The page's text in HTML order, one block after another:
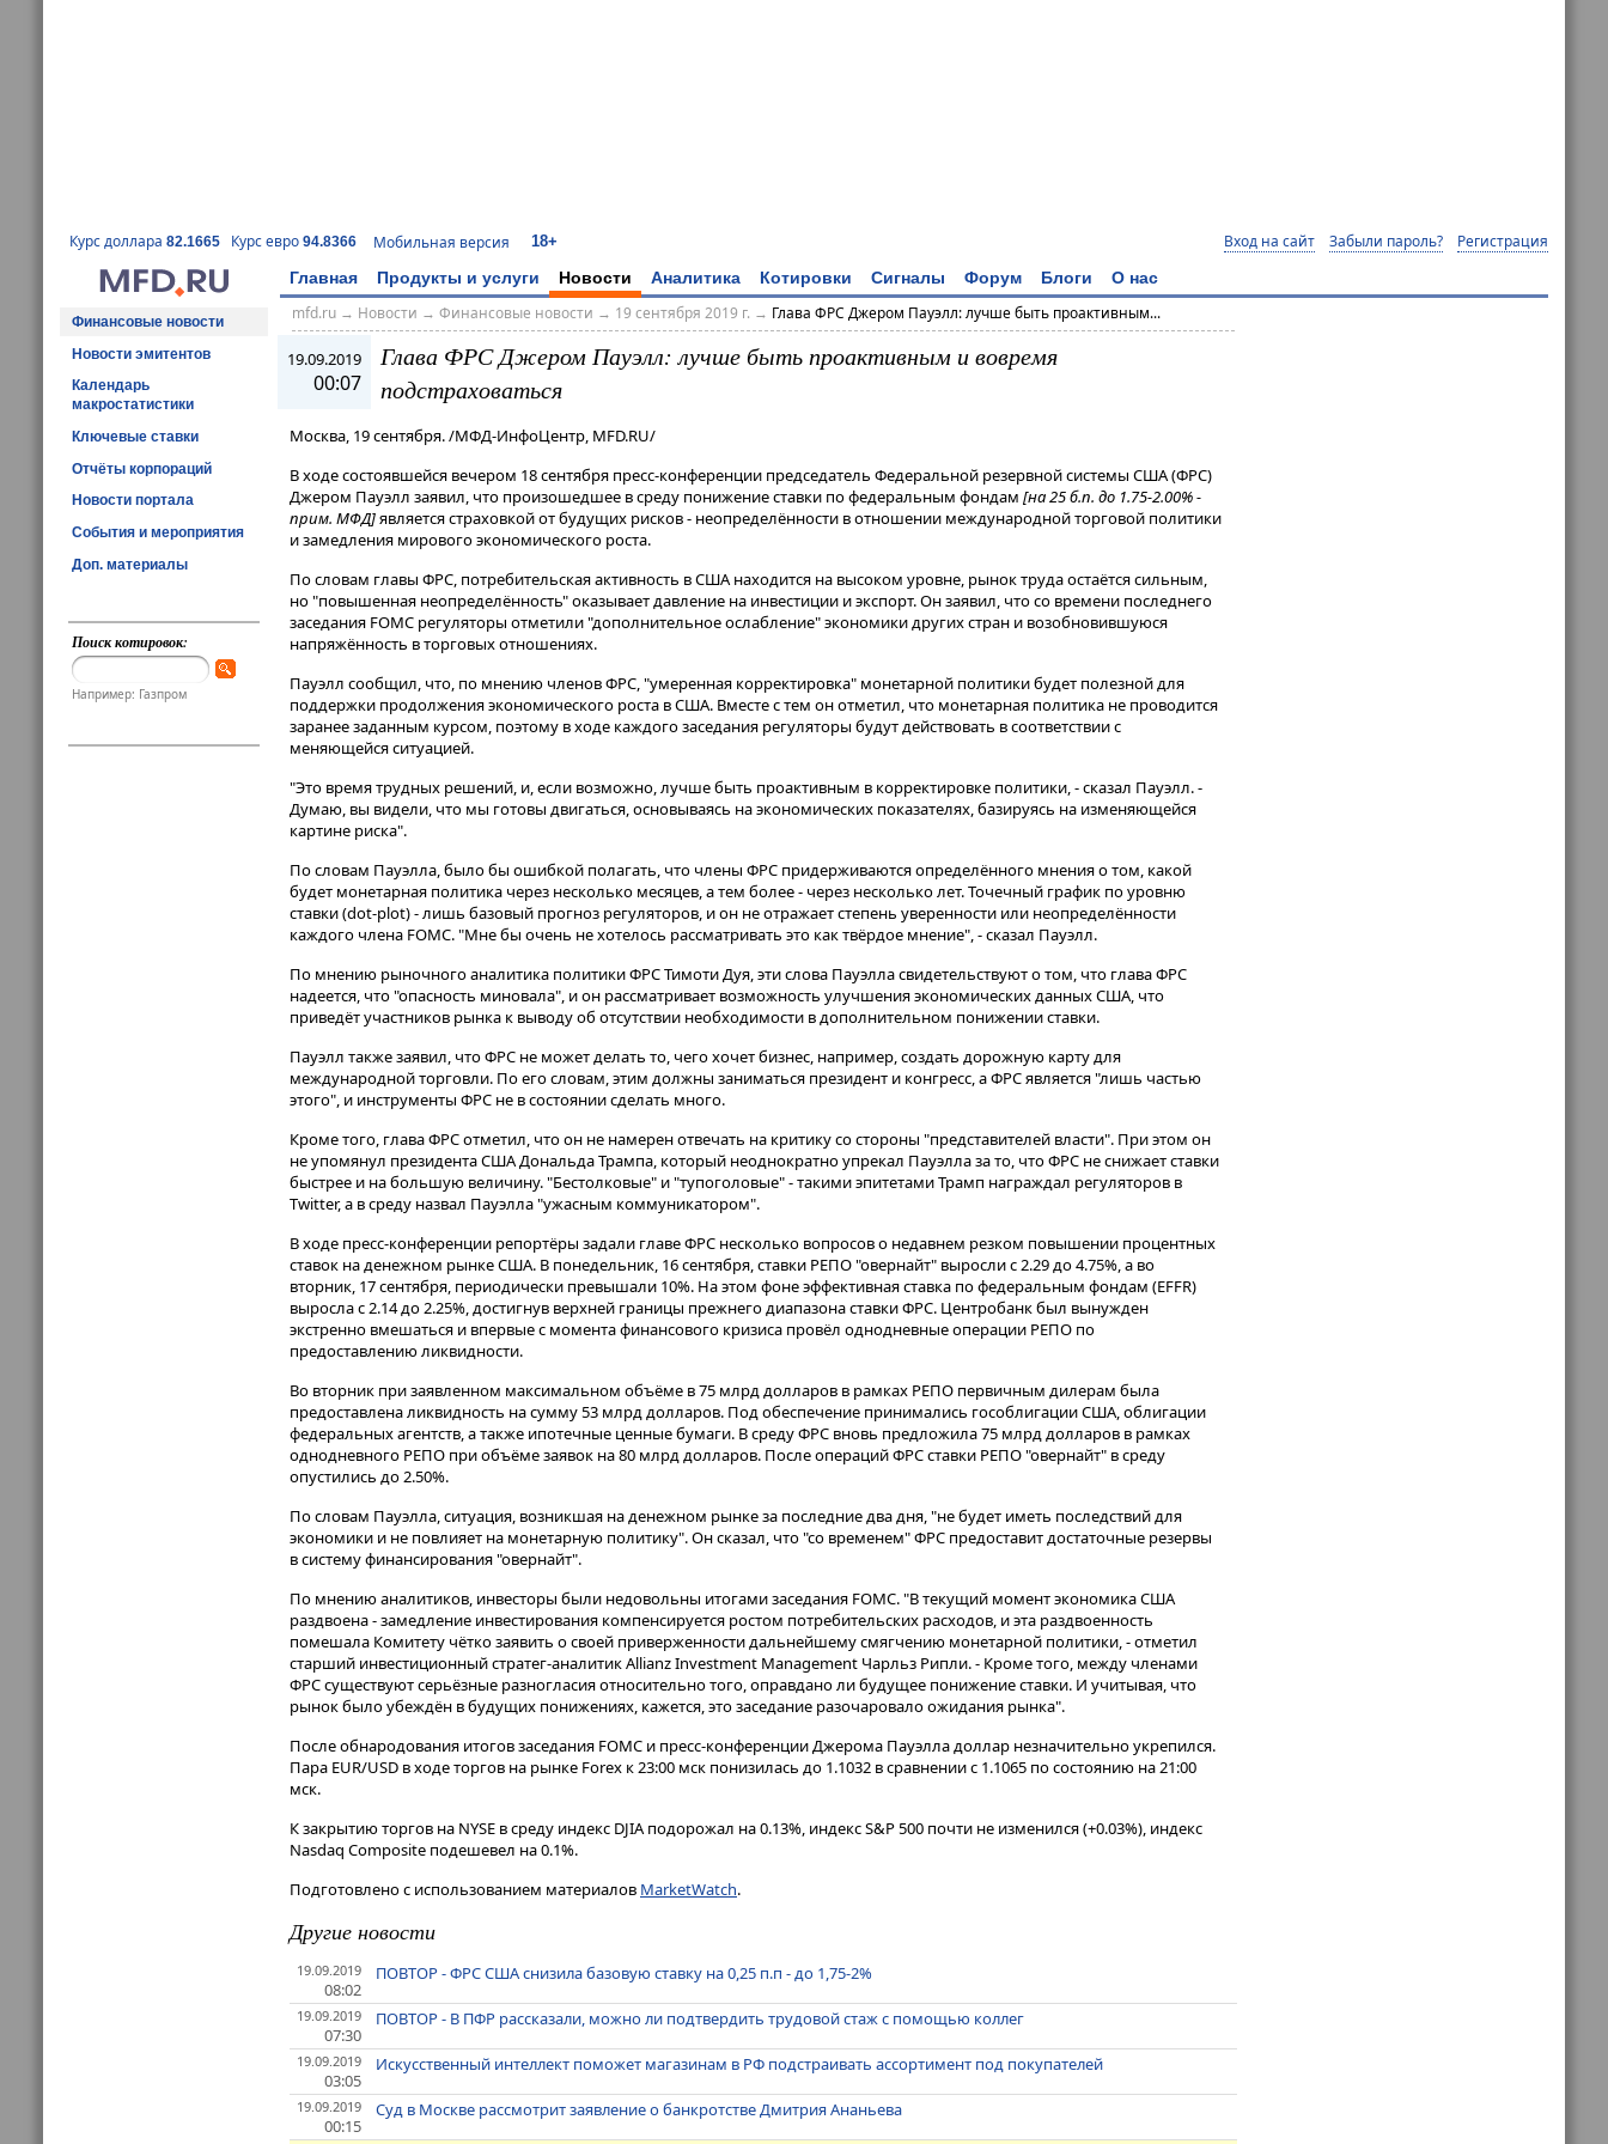
Курс доллара 82.1665 Курс евро 94.8366 Мобильная версия 18+ Вход на сайт Забыли пароль? Регистрация
Главная Продукты и услуги Новости Аналитика Котировки Сигналы Форум Блоги О нас
Финансовые новости
Новости эмитентов
Календарь
макростатистики
Ключевые ставки
Отчёты корпораций
Новости портала
События и мероприятия
Доп. материалы
Поиск котировок:
Например: Газпром
mfd.ru→ Новости → Финансовые новости → 19 сентября 2019 г. → Глава ФРС Джером Пауэлл: лучше быть проактивным...
19.09.2019
00:07
Глава ФРС Джером Пауэлл: лучше быть проактивным и вовремя
подстраховаться
Москва, 19 сентября. /МФД-ИнфоЦентр, MFD.RU/
В ходе состоявшейся вечером 18 сентября пресс-конференции председатель Федеральной резервной системы США (ФРС)
Джером Пауэлл заявил, что произошедшее в среду понижение ставки по федеральным фондам [на 25 б.п. до 1.75-2.00% -
прим. МФД]является страховкой от будущих рисков - неопределённости в отношении международной торговой политики
и замедления мирового экономического роста.
По словам главы ФРС, потребительская активность в США находится на высоком уровне, рынок труда остаётся сильным,
но "повышенная неопределённость" оказывает давление на инвестиции и экспорт. Он заявил, что со времени последнего
заседания FOMC регуляторы отметили "дополнительное ослабление" экономики других стран и возобновившуюся
напряжённость в торговых отношениях.
Пауэлл сообщил, что, по мнению членов ФРС, "умеренная корректировка" монетарной политики будет полезной для
поддержки продолжения экономического роста в США. Вместе с тем он отметил, что монетарная политика не проводится
заранее заданным курсом, поэтому в ходе каждого заседания регуляторы будут действовать в соответствии с
меняющейся ситуацией.
"Это время трудных решений, и, если возможно, лучше быть проактивным в корректировке политики, - сказал Пауэлл. -
Думаю, вы видели, что мы готовы двигаться, основываясь на экономических показателях, базируясь на изменяющейся
картине риска".
По словам Пауэлла, было бы ошибкой полагать, что члены ФРС придерживаются определённого мнения о том, какой
будет монетарная политика через несколько месяцев, а тем более - через несколько лет. Точечный график по уровню
ставки (dot-plot) - лишь базовый прогноз регуляторов, и он не отражает степень уверенности или неопределённости
каждого члена FOMC. "Мне бы очень не хотелось рассматривать это как твёрдое мнение", - сказал Пауэлл.
По мнению рыночного аналитика политики ФРС Тимоти Дуя, эти слова Пауэлла свидетельствуют о том, что глава ФРС
надеется, что "опасность миновала", и он рассматривает возможность улучшения экономических данных США, что
приведёт участников рынка к выводу об отсутствии необходимости в дополнительном понижении ставки.
Пауэлл также заявил, что ФРС не может делать то, чего хочет бизнес, например, создать дорожную карту для
международной торговли. По его словам, этим должны заниматься президент и конгресс, а ФРС является "лишь частью
этого", и инструменты ФРС не в состоянии сделать много.
Кроме того, глава ФРС отметил, что он не намерен отвечать на критику со стороны "представителей власти". При этом он
не упомянул президента США Дональда Трампа, который неоднократно упрекал Пауэлла за то, что ФРС не снижает ставки
быстрее и на большую величину. "Бестолковые" и "тупоголовые" - такими эпитетами Трамп награждал регуляторов в
Twitter, а в среду назвал Пауэлла "ужасным коммуникатором".
В ходе пресс-конференции репортёры задали главе ФРС несколько вопросов о недавнем резком повышении процентных
ставок на денежном рынке США. В понедельник, 16 сентября, ставки РЕПО "овернайт" выросли с 2.29 до 4.75%, а во
вторник, 17 сентября, периодически превышали 10%. На этом фоне эффективная ставка по федеральным фондам (EFFR)
выросла c 2.14 до 2.25%, достигнув верхней границы прежнего диапазона ставки ФРС. Центробанк был вынужден
экстренно вмешаться и впервые с момента финансового кризиса провёл однодневные операции РЕПО по
предоставлению ликвидности.
Во вторник при заявленном максимальном объёме в 75 млрд долларов в рамках РЕПО первичным дилерам была
предоставлена ликвидность на сумму 53 млрд долларов. Под обеспечение принимались гособлигации США, облигации
федеральных агентств, а также ипотечные ценные бумаги. В среду ФРС вновь предложила 75 млрд долларов в рамках
однодневного РЕПО при объёме заявок на 80 млрд долларов. После операций ФРС ставки РЕПО "овернайт" в среду
опустились до 2.50%.
По словам Пауэлла, ситуация, возникшая на денежном рынке за последние два дня, "не будет иметь последствий для
экономики и не повлияет на монетарную политику". Он сказал, что "со временем" ФРС предоставит достаточные резервы
в систему финансирования "овернайт".
По мнению аналитиков, инвесторы были недовольны итогами заседания FOMC. "В текущий момент экономика США
раздвоена - замедление инвестирования компенсируется ростом потребительских расходов, и эта раздвоенность
помешала Комитету чётко заявить о своей приверженности дальнейшему смягчению монетарной политики, - отметил
старший инвестиционный стратег-аналитик Allianz Investment Management Чарльз Рипли. - Кроме того, между членами
ФРС существуют серьёзные разногласия относительно того, оправдано ли будущее понижение ставки. И учитывая, что
рынок было убеждён в будущих понижениях, кажется, это заседание разочаровало ожидания рынка".
После обнародования итогов заседания FOMC и пресс-конференции Джерома Пауэлла доллар незначительно укрепился.
Пара EUR/USD в ходе торгов на рынке Forex к 23:00 мск понизилась до 1.1032 в сравнении с 1.1065 по состоянию на 21:00
мск.
К закрытию торгов на NYSE в среду индекс DJIA подорожал на 0.13%, индекс S&P 500 почти не изменился (+0.03%), индекс
Nasdaq Composite подешевел на 0.1%.
Подготовлено с использованием материалов MarketWatch.
Другие новости
19.09.2019
08:02
ПОВТОР - ФРС США снизила базовую ставку на 0,25 п.п - до 1,75-2%
19.09.2019
07:30
ПОВТОР - В ПФР рассказали, можно ли подтвердить трудовой стаж с помощью коллег
19.09.2019
03:05
Искусственный интеллект поможет магазинам в РФ подстраивать ассортимент под покупателей
19.09.2019
00:15
Суд в Москве рассмотрит заявление о банкротстве Дмитрия Ананьева